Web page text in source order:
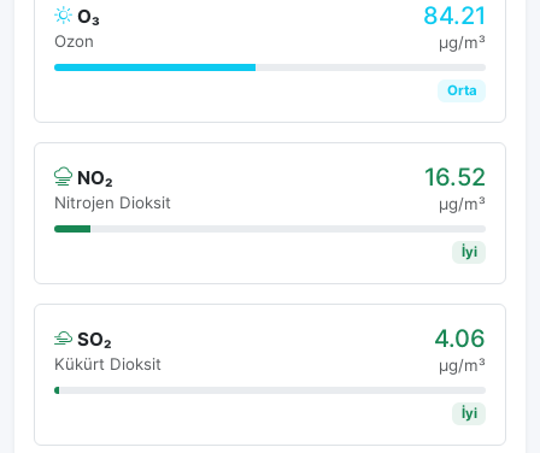
O₃
Ozon
84.21
μg/m³
Orta
NO₂
Nitrojen Dioksit
16.52
μg/m³
İyi
SO₂
Kükürt Dioksit
4.06
μg/m³
İyi